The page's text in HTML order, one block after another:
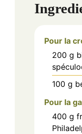
Pour la
200 g
100 g
Pour la
400 g